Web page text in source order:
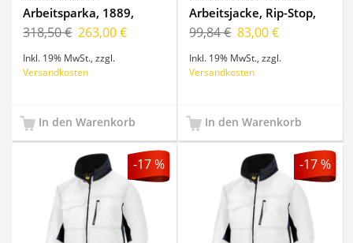
Arbeitsparka, 1889,
Farbe Black, Größe XL
318,50 € 263,00 €
Inkl. 19% MwSt.,zzgl.
Versandkosten
In den Warenkorb
Arbeitsjacke, Rip-Stop,
1128, Farbe White/Black,
99,84 € 83,00 €
Inkl. 19% MwSt.,zzgl.
Versandkosten
In den Warenkorb
-17 % -17 %